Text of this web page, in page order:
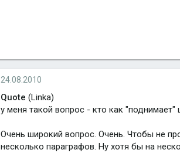
24.08.2010
Quote (Linka)
у меня такой вопрос - кто как "поднимает"
Очень широкий вопрос. Очень. Чтобы не
несколько параграфов. Ну хотя бы на